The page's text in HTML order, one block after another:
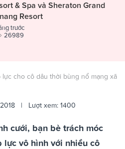
& Spa và Sheraton Grand
Resort
trước
26989
lực cho cô dâu thời bùng nổ mạng xã
2018 | Lượt xem: 1400
cưới, bạn bè trách móc
lực vô hình với nhiều cô